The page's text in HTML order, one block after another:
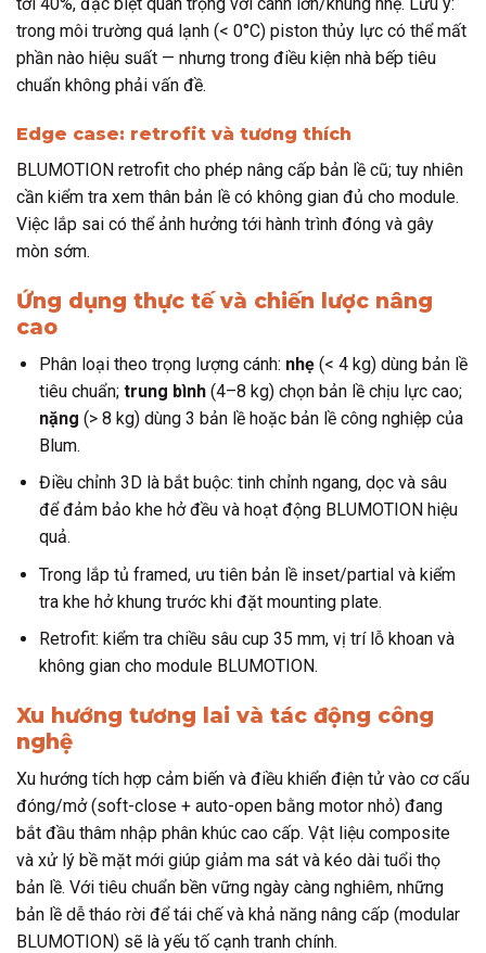
trong môi trường quá lạnh (< 0°C) piston thủy lực có thể mất
phần nào hiệu suất — nhưng trong điều kiện nhà bếp tiêu
chuẩn không phải vấn đề.
Edge case: retrofit và tương thích
BLUMOTION retrofit cho phép nâng cấp bản lề cũ; tuy nhiên
cần kiểm tra xem thân bản lề có không gian đủ cho module.
Việc lắp sai có thể ảnh hưởng tới hành trình đóng và gây
mòn sớm.
Ứng dụng thực tế và chiến lược nâng
cao
Phân loại theo trọng lượng cánh: nhẹ(< 4 kg) dùng bản lề
tiêu chuẩn; trung bình(4–8 kg) chọn bản lề chịu lực cao;
nặng (> 8 kg) dùng 3 bản lề hoặc bản lề công nghiệp của
Blum.
Điều chỉnh 3D là bắt buộc: tinh chỉnh ngang, dọc và sâu
để đảm bảo khe hở đều và hoạt động BLUMOTION hiệu
quả.
Trong lắp tủ framed, ưu tiên bản lề inset/partial và kiểm
tra khe hở khung trước khi đặt mounting plate.
Retrofit: kiểm tra chiều sâu cup 35 mm, vị trí lỗ khoan và
không gian cho module BLUMOTION.
Xu hướng tương lai và tác động công
nghệ
Xu hướng tích hợp cảm biến và điều khiển điện tử vào cơ cấu
đóng/mở (soft-close + auto-open bằng motor nhỏ) đang
bắt đầu thâm nhập phân khúc cao cấp. Vật liệu composite
và xử lý bề mặt mới giúp giảm ma sát và kéo dài tuổi thọ
bản lề. Với tiêu chuẩn bền vững ngày càng nghiêm, những
bản lề dễ tháo rời để tái chế và khả năng nâng cấp (modular
BLUMOTION) sẽ là yếu tố cạnh tranh chính.